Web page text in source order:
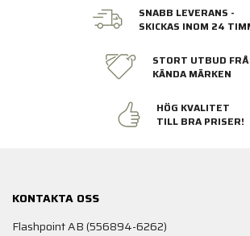
SNABB LEVERANS -
SKICKAS INOM 24
STORT UTBUD
KÄNDA MÄRKEN
HÖG KVALITET
TILL BRA PRISER!
KONTAKTA OSS
Flashpoint AB (556894-6262)